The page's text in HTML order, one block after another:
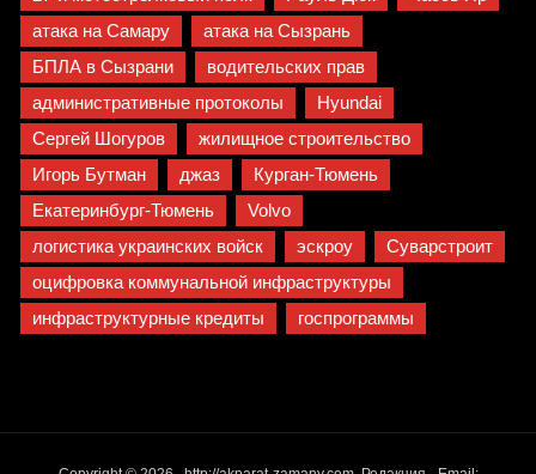
атака на Самару
атака на Сызрань
БПЛА в Сызрани
водительских прав
административные протоколы
Hyundai
Сергей Шогуров
жилищное строительство
Игорь Бутман
джаз
Курган-Тюмень
Екатеринбург-Тюмень
Volvo
логистика украинских войск
эскроу
Суварстроит
оцифровка коммунальной инфраструктуры
инфраструктурные кредиты
госпрограммы